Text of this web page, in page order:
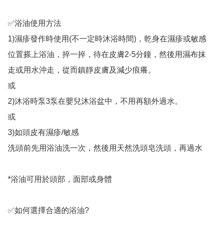
✅浴油使用方法
1)濕疹發作時使用(不一定時沐浴時間)，乾身在濕疹或敏感
位置搽上浴油，捽一捽，待在皮膚2-5分鐘，然後用濕布抹
走或用水沖走，從而鎮靜皮膚及減少痕癢。
或
2)沐浴時泵3泵在嬰兒沐浴盆中，不用再額外過水。
或
3)如頭皮有濕疹/敏感
洗頭前先用浴油洗一次，然後用天然洗頭皂洗頭，再過水
*浴油可用於頭部，面部或身體
✅如何選擇合適的浴油?